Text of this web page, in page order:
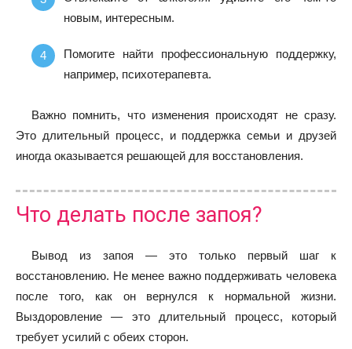
новым, интересным.
Помогите найти профессиональную поддержку,
например, психотерапевта.
Важно помнить, что изменения происходят не сразу.
Это длительный процесс, и поддержка семьи и друзей
иногда оказывается решающей для восстановления.
Что делать после запоя?
Вывод из запоя — это только первый шаг к
восстановлению. Не менее важно поддерживать человека
после того, как он вернулся к нормальной жизни.
Выздоровление — это длительный процесс, который
требует усилий с обеих сторон.